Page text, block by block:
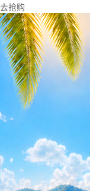
去抢购